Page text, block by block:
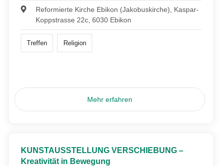
Reformierte Kirche Ebikon (Jakobuskirche), Kaspar-
Koppstrasse 22c, 6030 Ebikon
Treffen Religion
Mehr erfahren
KUNSTAUSSTELLUNG VERSCHIEBUNG –
Kreativität in Bewegung